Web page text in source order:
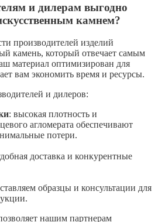
и дилерам выгодно
камнем?
производителей изделий
камень, который отвечает самым
материал оптимизирован для
вам экономить время и ресурсы.
и дилеров:
: высокая плотность и
агломерата обеспечивают
потери.
доставка и конкурентные
образцы и консультации для
нашим партнерам